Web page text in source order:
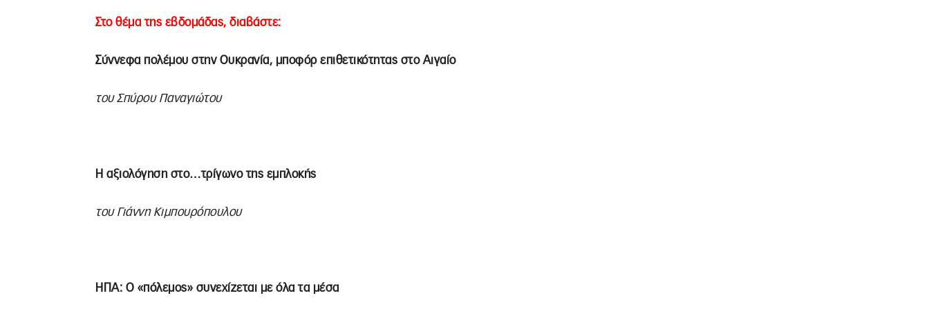
Στο θέμα της εβδομάδας, διαβάστε:
Σύννεφα πολέμου στην Ουκρανία, μποφόρ επιθετικότητας στο Αιγαίο
του Σπύρου Παναγιώτου
Η αξιολόγηση στο…τρίγωνο της εμπλοκής
του Γιάννη Κιμπουρόπουλου
ΗΠΑ: Ο «πόλεμος» συνεχίζεται με όλα τα μέσα